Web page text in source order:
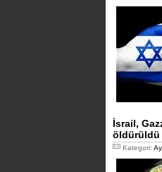
İsrail,
öldürüldü
Kategori: